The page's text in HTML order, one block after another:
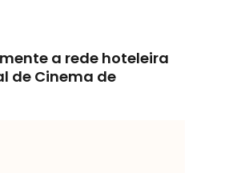
a rede hoteleira
de Cinema de